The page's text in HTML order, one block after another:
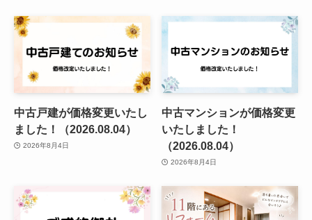
中古戸建が価格変更いたし
ました！（2026.08.04）
2026年8月4日
中古マンションが価格変更
いたしました！
（2026.08.04）
2026年8月4日